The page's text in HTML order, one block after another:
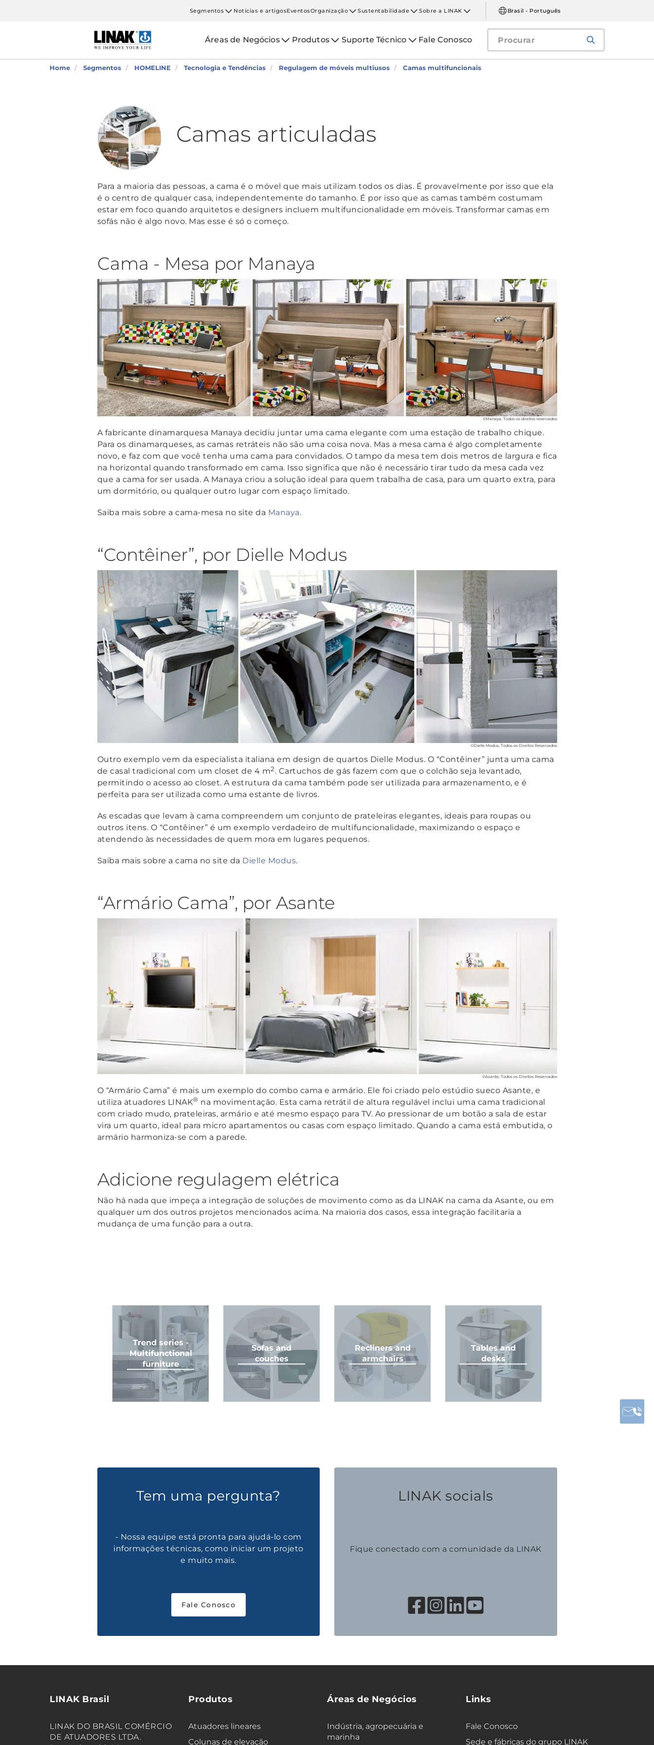
Segmentos Notícias e artigosEventosOrganização Sustentabilidade Sobre a LINAK Brasil - Português
Áreas de Negócios Produtos Suporte Técnico Fale Conosco
Home Segmentos HOMELINE Tecnologia e Tendências Regulagem de móveis multiusos Camas multifuncionais
Camas articuladas
Para a maioria das pessoas, a cama é o móvel que mais utilizam todos os dias. É provavelmente por isso que ela
é o centro de qualquer casa, independentemente do tamanho. É por isso que as camas também costumam
estar em foco quando arquitetos e designers incluem multifuncionalidade em móveis. Transformar camas em
sofás não é algo novo. Mas esse é só o começo.
Cama - Mesa por Manaya
©Manaya, Todos os direitos reservados
A fabricante dinamarquesa Manaya decidiu juntar uma cama elegante com uma estação de trabalho chique.
Para os dinamarqueses, as camas retráteis não são uma coisa nova. Mas a mesa cama é algo completamente
novo, e faz com que você tenha uma cama para convidados. O tampo da mesa tem dois metros de largura e fica
na horizontal quando transformado em cama. Isso significa que não é necessário tirar tudo da mesa cada vez
que a cama for ser usada. A Manaya criou a solução ideal para quem trabalha de casa, para um quarto extra, para
um dormitório, ou qualquer outro lugar com espaço limitado.
Saiba mais sobre a cama-mesa no site da Manaya.
“Contêiner”, por Dielle Modus
©Dielle Modus, Todos os Direitos Reservados
Outro exemplo vem da especialista italiana em design de quartos Dielle Modus. O “Contêiner” junta uma cama
de casal tradicional com um closet de 4 m2. Cartuchos de gás fazem com que o colchão seja levantado,
permitindo o acesso ao closet. A estrutura da cama também pode ser utilizada para armazenamento, e é
perfeita para ser utilizada como uma estante de livros.
As escadas que levam à cama compreendem um conjunto de prateleiras elegantes, ideais para roupas ou
outros itens. O “Contêiner” é um exemplo verdadeiro de multifuncionalidade, maximizando o espaço e
atendendo às necessidades de quem mora em lugares pequenos.
Saiba mais sobre a cama no site da Dielle Modus.
“Armário Cama”, por Asante
©Asante, Todos os Direitos Reservados
O “Armário Cama” é mais um exemplo do combo cama e armário. Ele foi criado pelo estúdio sueco Asante, e
utiliza atuadores LINAK® na movimentação. Esta cama retrátil de altura regulável inclui uma cama tradicional
com criado mudo, prateleiras, armário e até mesmo espaço para TV. Ao pressionar de um botão a sala de estar
vira um quarto, ideal para micro apartamentos ou casas com espaço limitado. Quando a cama está embutida, o
armário harmoniza-se com a parede.
Adicione regulagem elétrica
Não há nada que impeça a integração de soluções de movimento como as da LINAK na cama da Asante, ou em
qualquer um dos outros projetos mencionados acima. Na maioria dos casos, essa integração facilitaria a
mudança de uma função para a outra.
Trend series -
Multifunctional
furniture
Sofas and
couches
Recliners and
armchairs
Tables and
desks
Tem uma pergunta?
- Nossa equipe está pronta para ajudá-lo com
informações técnicas, como iniciar um projeto
e muito mais.
Fale Conosco
LINAK socials
Fique conectado com a comunidade da LINAK
LINAK Brasil
LINAK DO BRASIL COMÉRCIO
DE ATUADORES LTDA.
Produtos
Atuadores lineares
Colunas de elevação
Áreas de Negócios
Indústria, agropecuária e
marinha
Links
Fale Conosco
Sede e fábricas do grupo LINAK